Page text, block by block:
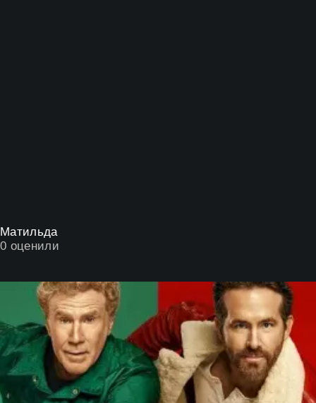
Матильда
0 оценили